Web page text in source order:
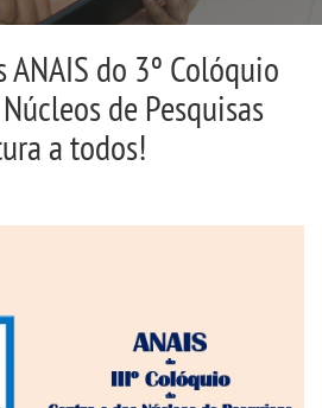
do 3º Colóquio
de Pesquisas
a todos!